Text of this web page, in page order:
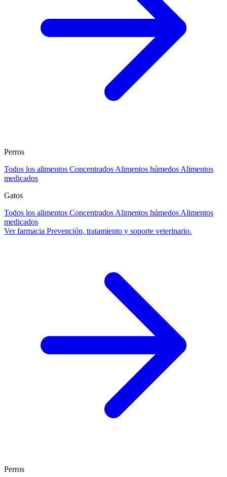
Perros
Todos los alimentos Concentrados Alimentos húmedos Alimentos
medicados
Gatos
Todos los alimentos Concentrados Alimentos húmedos Alimentos
medicados
Ver farmacia Prevención, tratamiento y soporte veterinario.
Perros